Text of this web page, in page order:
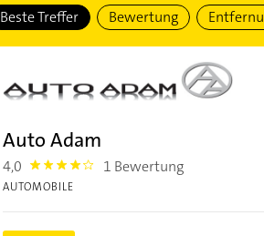
Beste Treffer Bewertung
Auto Adam
4,0 4.0 1 Bewertung
AUTOMOBILE